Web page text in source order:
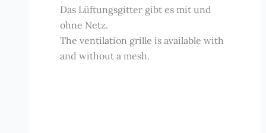
Das Lüftungsgitter gibt es mit und
ohne Netz.
The ventilation grille is available with
and without a mesh.